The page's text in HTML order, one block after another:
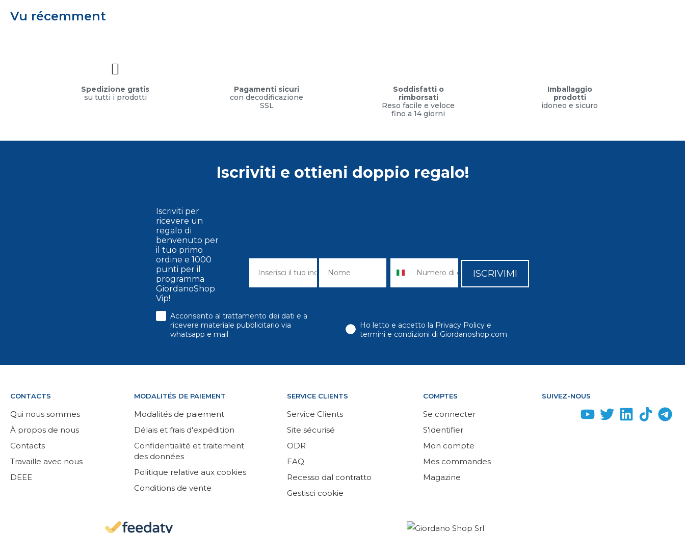
Vu récemment
Spedizione gratis
su tutti i prodotti
Pagamenti sicuri
con decodificazione
SSL
Soddisfatti o
rimborsati
Reso facile e veloce
fino a 14 giorni
Imballaggio
prodotti
idoneo e sicuro
Iscriviti e ottieni doppio regalo!
Iscriviti per
ricevere un
regalo di
benvenuto per
il tuo primo
ordine e 1000
punti per il
programma
GiordanoShop
Vip!
ISCRIVIMI
consenso
Acconsento al trattamento dei dati e a
ricevere materiale pubblicitario via
whatsapp e mail
Ho letto e accetto la Privacy Policy e
termini e condizioni di Giordanoshop.com
CONTACTS
Qui nous sommes
À propos de nous
Contacts
Travaille avec nous
DEEE
MODALITÉS DE PAIEMENT
Modalités de paiement
Délais et frais d'expédition
Confidentialité et traitement
des données
Politique relative aux cookies
Conditions de vente
SERVICE CLIENTS
Service Clients
Site sécurisé
ODR
FAQ
Recesso dal contratto
Gestisci cookie
COMPTES
Se connecter
S'identifier
Mon compte
Mes commandes
Magazine
SUIVEZ-NOUS